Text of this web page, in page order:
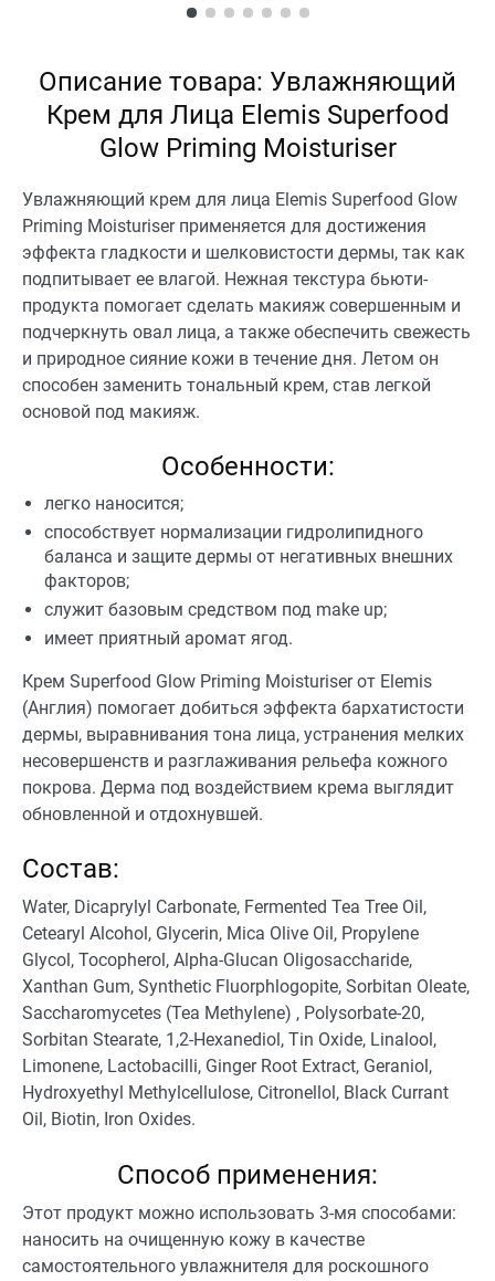
Описание товара: Увлажняющий
Крем для Лица Elemis Superfood
Glow Priming Moisturiser
Увлажняющий крем для лица Elemis Superfood Glow
Priming Moisturiser применяется для достижения
эффекта гладкости и шелковистости дермы, так как
подпитывает ее влагой. Нежная текстура бьюти-
продукта помогает сделать макияж совершенным и
подчеркнуть овал лица, а также обеспечить свежесть
и природное сияние кожи в течение дня. Летом он
способен заменить тональный крем, став легкой
основой под макияж.
Особенности:
легко наносится;
способствует нормализации гидролипидного
баланса и защите дермы от негативных внешних
факторов;
служит базовым средством под make up;
имеет приятный аромат ягод.
Крем Superfood Glow Priming Moisturiser от Elemis
(Англия) помогает добиться эффекта бархатистости
дермы, выравнивания тона лица, устранения мелких
несовершенств и разглаживания рельефа кожного
покрова. Дерма под воздействием крема выглядит
обновленной и отдохнувшей.
Состав:
Water, Dicaprylyl Carbonate, Fermented Tea Tree Oil,
Cetearyl Alcohol, Glycerin, Mica Olive Oil, Propylene
Glycol, Tocopherol, Alpha-Glucan Oligosaccharide,
Xanthan Gum, Synthetic Fluorphlogopite, Sorbitan Oleate,
Saccharomycetes (Tea Methylene) , Polysorbate-20,
Sorbitan Stearate, 1,2-Hexanediol, Tin Oxide, Linalool,
Limonene, Lactobacilli, Ginger Root Extract, Geraniol,
Hydroxyethyl Methylcellulose, Citronellol, Black Currant
Oil, Biotin, Iron Oxides.
Способ применения:
Этот продукт можно использовать 3-мя способами:
наносить на очищенную кожу в качестве
самостоятельного увлажнителя для роскошного